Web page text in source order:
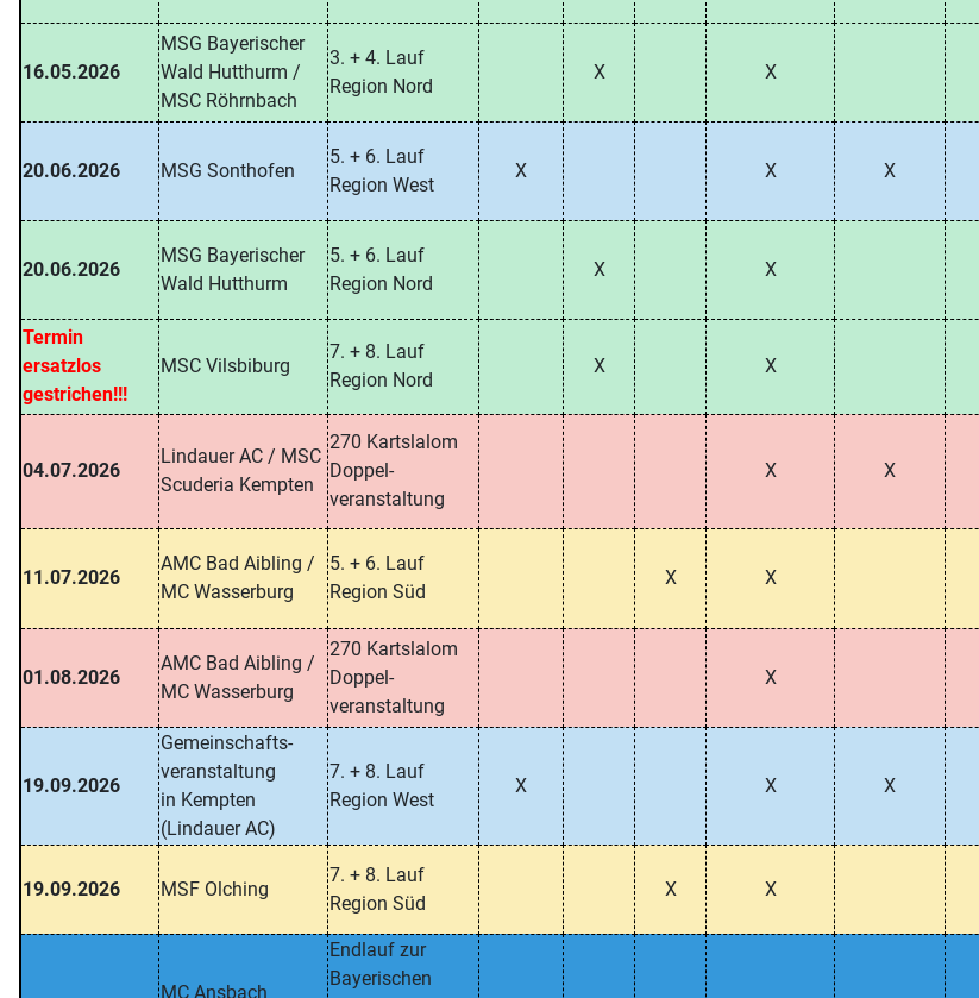
16.05.2026
MSG Bayerischer
Wald Hutthurm /
MSC Röhrnbach
3. + 4. Lauf
Region Nord
X X
20.06.2026 MSG Sonthofen
5. + 6. Lauf
Region West
X X X
20.06.2026
MSG Bayerischer
Wald Hutthurm
5. + 6. Lauf
Region Nord
X X
Termin
ersatzlos
gestrichen!!!
MSC Vilsbiburg
7. + 8. Lauf
Region Nord
X X
04.07.2026
Lindauer AC / MSC
Scuderia Kempten
270 Kartslalom
Doppel-
veranstaltung
X X
11.07.2026
AMC Bad Aibling /
MC Wasserburg
5. + 6. Lauf
Region Süd
X X
01.08.2026
AMC Bad Aibling /
MC Wasserburg
270 Kartslalom
Doppel-
veranstaltung
X
19.09.2026
Gemeinschafts-
veranstaltung
in Kempten
(Lindauer AC)
7. + 8. Lauf
Region West
X X X
19.09.2026 MSF Olching
7. + 8. Lauf
Region Süd
X X
MC Ansbach
Endlauf zur
Bayerischen